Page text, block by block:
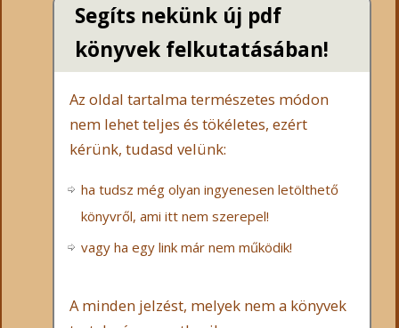
Segíts nekünk új pdf
könyvek felkutatásában!
Az oldal tartalma természetes módon
nem lehet teljes és tökéletes, ezért
kérünk, tudasd velünk:
ha tudsz még olyan ingyenesen letölthető
könyvről, ami itt nem szerepel!
vagy ha egy link már nem működik!
A minden jelzést, melyek nem a könyvek